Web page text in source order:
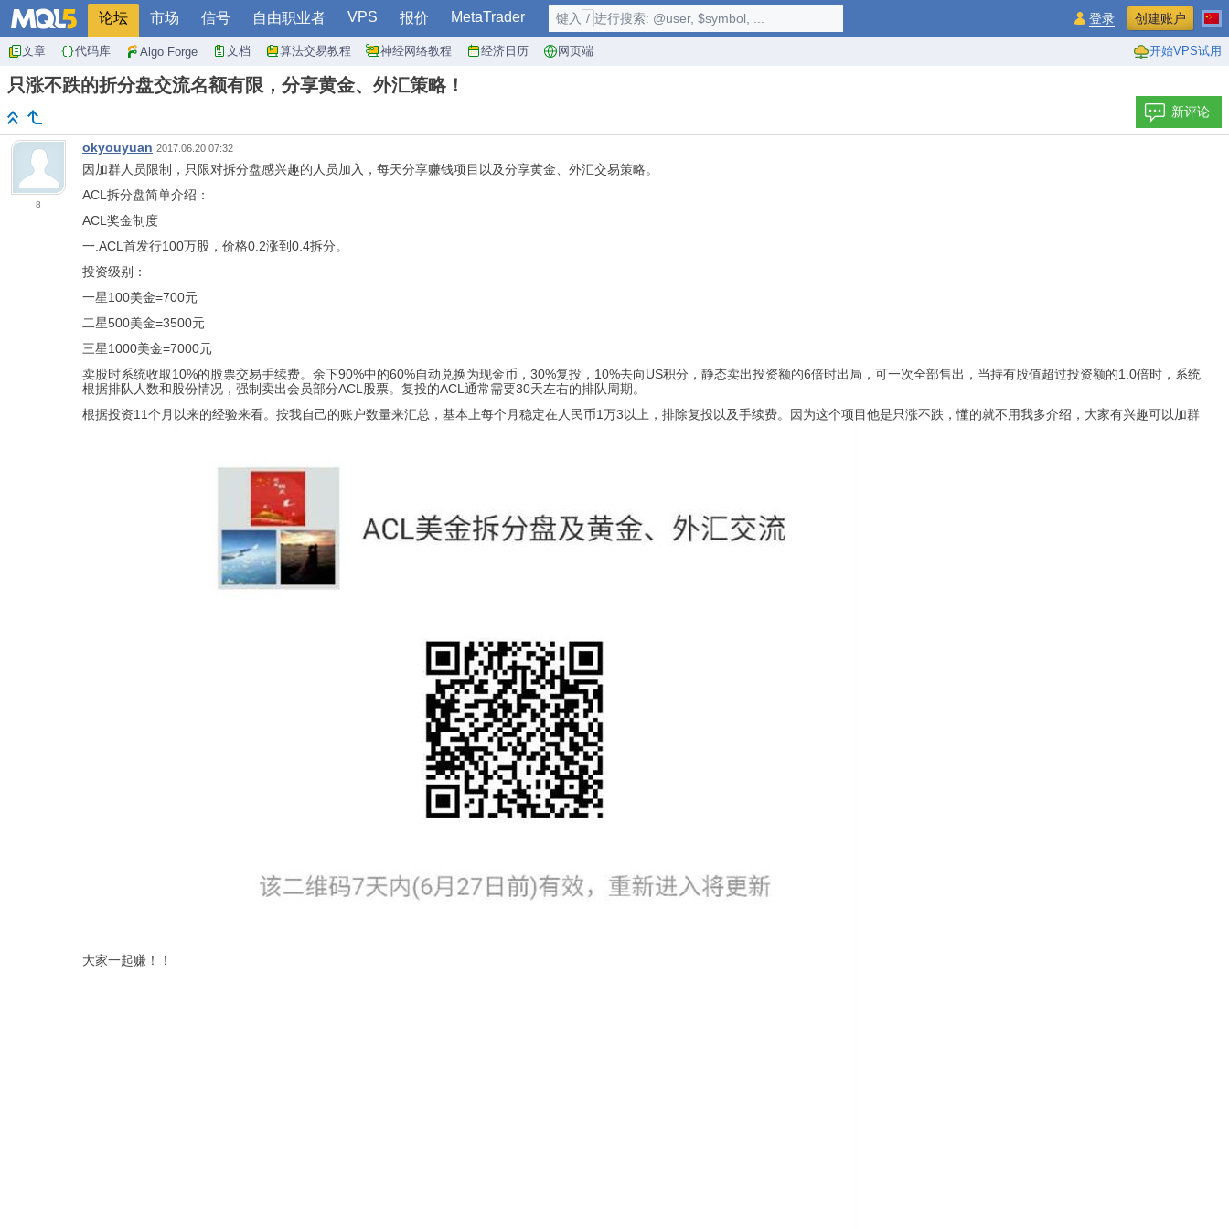
论坛 市场 信号 自由职业者 VPS 报价 MetaTrader
文章 代码库 Algo Forge 文档 算法交易教程 神经网络教程 经济日历 网页端 开始VPS试用
键入 / 进行搜索: @user, $symbol, ... 登录 创建账户
只涨不跌的折分盘交流名额有限，分享黄金、外汇策略！
新评论
8
okyouyuan 2017.06.20 07:32
因加群人员限制，只限对拆分盘感兴趣的人员加入，每天分享赚钱项目以及分享黄金、外汇交易策略。
ACL拆分盘简单介绍：
ACL奖金制度
一.ACL首发行100万股，价格0.2涨到0.4拆分。
投资级别：
一星100美金=700元
二星500美金=3500元
三星1000美金=7000元
卖股时系统收取10%的股票交易手续费。余下90%中的60%自动兑换为现金币，30%复投，10%去向US积分，静态卖出投资额的6倍时出局，可一次全部售出，当持有股值超过投资额的1.0倍时，系统
根据排队人数和股份情况，强制卖出会员部分ACL股票。复投的ACL通常需要30天左右的排队周期。
根据投资11个月以来的经验来看。按我自己的账户数量来汇总，基本上每个月稳定在人民币1万3以上，排除复投以及手续费。因为这个项目他是只涨不跌，懂的就不用我多介绍，大家有兴趣可以加群
大家一起赚！！